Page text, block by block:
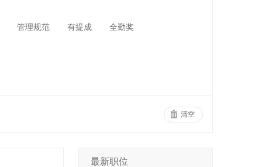
管理规范 有提成 全勤奖
清空
最新职位